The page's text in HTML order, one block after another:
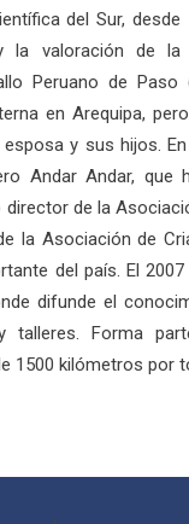
del Sur, desde
la valoración de la
Peruano de
en Arequipa,
y sus hijos.
Andar Andar, que
de la
la Asociación de
del país. El
difunde el
talleres. Forma
1500 kilómetros por